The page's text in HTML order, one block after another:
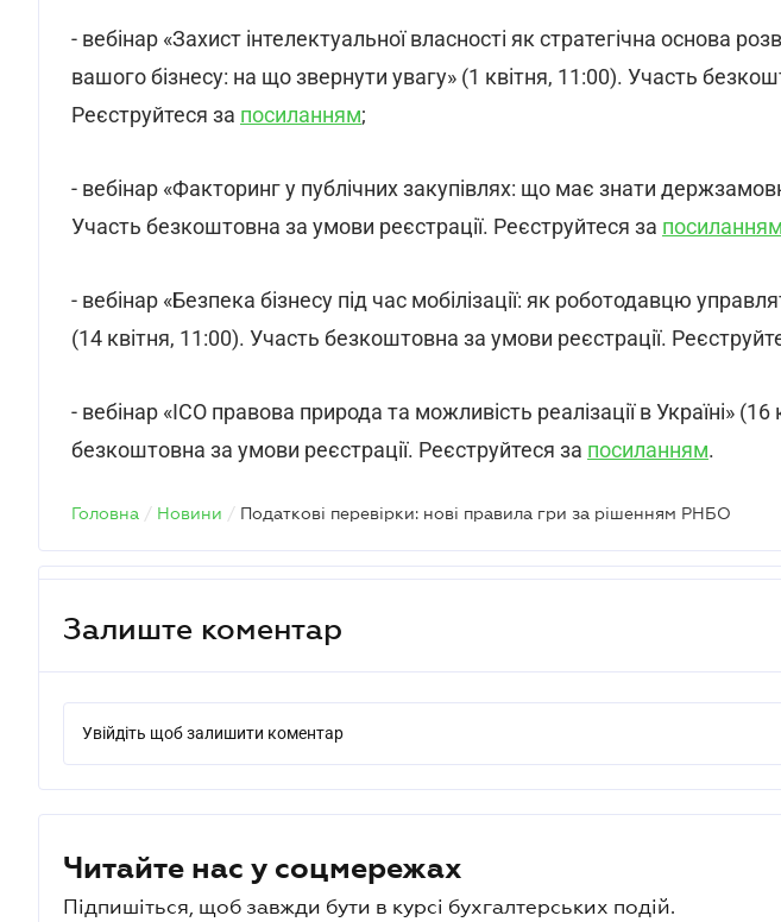
- вебінар «Захист інтелектуальної власності як стратегічна основа
вашого бізнесу: на що звернути увагу» (1 квітня, 11:00). Участь
Реєструйтеся за посиланням;
- вебінар «Факторинг у публічних закупівлях: що має знати
Участь безкоштовна за умови реєстрації. Реєструйтеся за посиланням
- вебінар «Безпека бізнесу під час мобілізації: як роботодавцю
(14 квітня, 11:00). Участь безкоштовна за умови реєстрації.
- вебінар «IСО правова природа та можливість реалізації в Україні» (16
безкоштовна за умови реєстрації. Реєструйтеся за посиланням.
Головна / Новини / Податкові перевірки: нові правила гри за рішенням РНБО
Залиште коментар
Увійдіть щоб залишити коментар
Читайте нас у соцмережах
Підпишіться, щоб завжди бути в курсі бухгалтерських подій.